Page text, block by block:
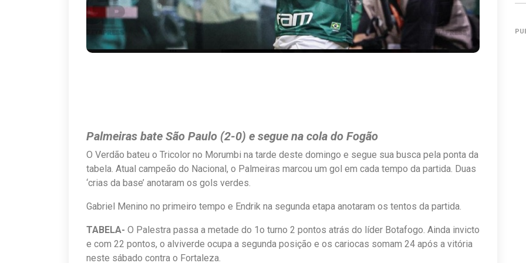
Palmeiras bate São Paulo (2-0) e segue na cola do Fogão
O Verdão bateu o Tricolor no Morumbi na tarde deste domingo e segue sua busca pela ponta da
tabela. Atual campeão do Nacional, o Palmeiras marcou um gol em cada tempo da partida. Duas
‘crias da base’ anotaram os gols verdes.
Gabriel Menino no primeiro tempo e Endrik na segunda etapa anotaram os tentos da partida.
TABELA- O Palestra passa a metade do 1o turno 2 pontos atrás do líder Botafogo. Ainda invicto
e com 22 pontos, o alviverde ocupa a segunda posição e os cariocas somam 24 após a vitória
neste sábado contra o Fortaleza.